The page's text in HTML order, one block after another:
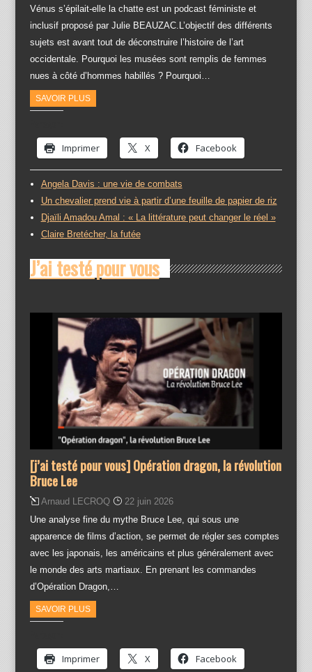
Vénus s’épilait-elle la chatte est un podcast féministe et
inclusif proposé par Julie BEAUZAC.L’objectif des différents
sujets est avant tout de déconstruire l’histoire de l’art
occidentale. Pourquoi les musées sont remplis de femmes
nues à côté d’hommes habillés ? Pourquoi…
SAVOIR PLUS
Imprimer X Facebook
Angela Davis : une vie de combats
Un chevalier prend vie à partir d’une feuille de papier de riz
Djaïli Amadou Amal : « La littérature peut changer le réel »
Claire Bretécher, la futée
J’ai testé pour vous
[j’ai testé pour vous] Opération dragon, la révolution
Bruce Lee
Arnaud LECROQ
22 juin 2026
Une analyse fine du mythe Bruce Lee, qui sous une
apparence de films d’action, se permet de régler ses comptes
avec les japonais, les américains et plus généralement avec
le monde des arts martiaux. En prenant les commandes
d’Opération Dragon,…
SAVOIR PLUS
Imprimer X Facebook